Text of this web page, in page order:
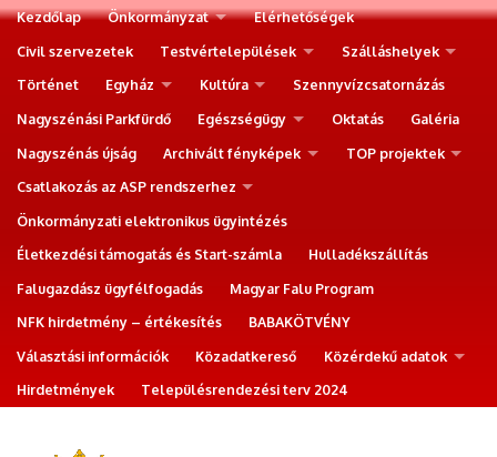
Kezdőlap Önkormányzat
Elérhetőségek
Civil szervezetek
Testvértelepülések
Szálláshelyek
Történet
Egyház Kultúra
Szennyvízcsatornázás
Nagyszénási Parkfürdő
Egészségügy Oktatás
Galéria
Nagyszénás újság
Archivált fényképek
TOP projektek
Csatlakozás az ASP rendszerhez
Önkormányzati elektronikus ügyintézés
Életkezdési támogatás és Start-számla
Hulladékszállítás
Falugazdász ügyfélfogadás
Magyar Falu Program
NFK hirdetmény – értékesítés
BABAKÖTVÉNY
Választási információk
Közadatkereső
Közérdekű adatok
Hirdetmények
Településrendezési terv 2024